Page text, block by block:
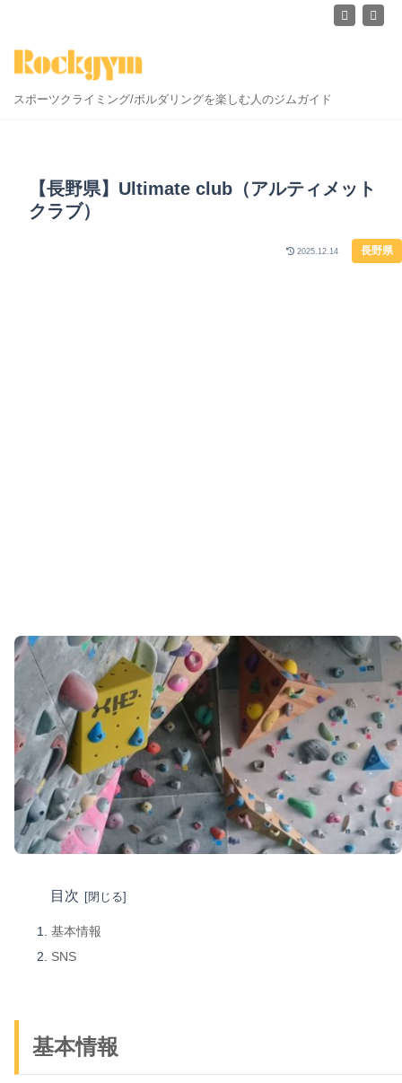
スポーツクライミング/ボルダリングを楽しむ人のジムガイド
【長野県】Ultimate club（アルティメット
クラブ）
2025.12.14 長野県
目次
基本情報
SNS
基本情報